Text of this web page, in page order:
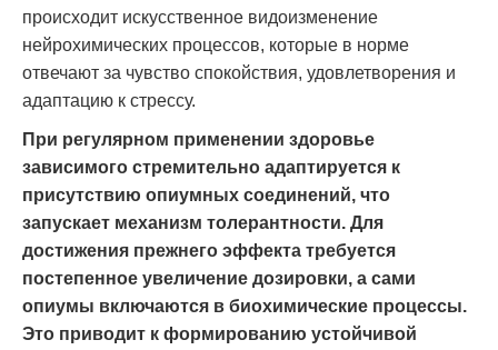
происходит искусственное видоизменение
нейрохимических процессов, которые в норме
отвечают за чувство спокойствия, удовлетворения и
адаптацию к стрессу.
При регулярном применении здоровье
зависимого стремительно адаптируется к
присутствию опиумных соединений, что
запускает механизм толерантности. Для
достижения прежнего эффекта требуется
постепенное увеличение дозировки, а сами
опиумы включаются в биохимические процессы.
Это приводит к формированию устойчивой